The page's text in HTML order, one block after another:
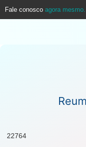
Fale conosco agora mesmo.
22764